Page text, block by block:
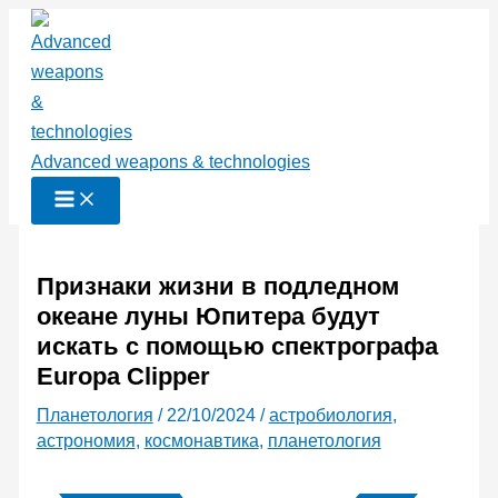
Перейти
содержимому
Advanced weapons & technologies
Признаки жизни в подледном
океане луны Юпитера будут
искать с помощью спектрографа
Europa Clipper
Планетология / 22/10/2024 /астробиология,
астрономия, космонавтика, планетология